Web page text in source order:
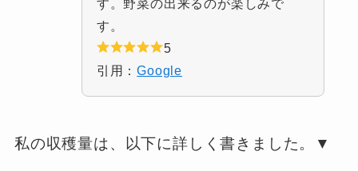
す。野菜の出来るのが楽しみで
す。
5
引用：Google
私の収穫量は、以下に詳しく書きました。▼